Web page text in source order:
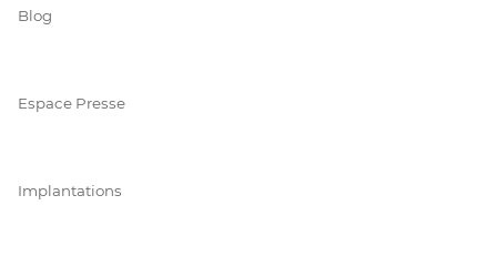
Blog
Espace Presse
Implantations